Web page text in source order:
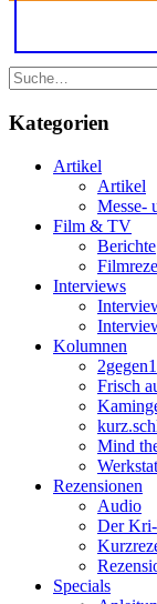
Suche
Kategorien
Artikel
Artikel
Messe-
Film & TV
Berichte
Interviews
Kolumnen
2gegen1
Frisch
Mind
Rezensionen
Audio
Der
Specials